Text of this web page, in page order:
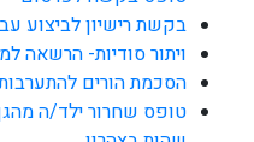
בקשת רישיון לביצוע
ויתור סודיות- הרשאה
הסכמת הורים
טופס שחרור ילד/ה